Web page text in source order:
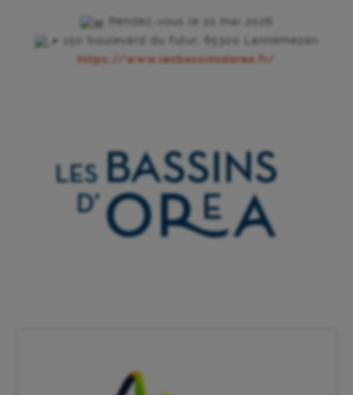
Rendez-vous le 22 mai 2026
150 boulevard du futur, 65300 Lannemezan
https://www.lesbassinsdorea.fr/